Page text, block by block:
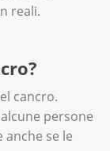
reali.
cancro.
persone
anche se le